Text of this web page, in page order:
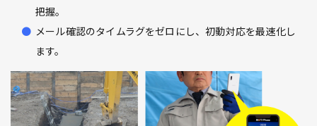
把握。
メール確認のタイムラグをゼロにし、初動対応を最速化し
ます。